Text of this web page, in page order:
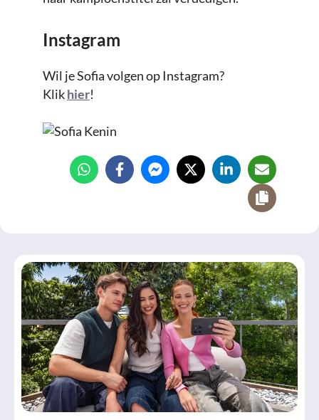
Instagram
Wil je Sofia volgen op Instagram?
Klikhier!